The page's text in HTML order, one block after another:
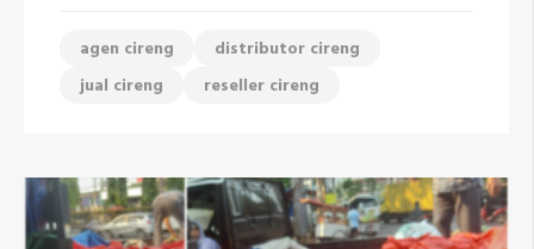
agen cireng
distributor cireng
jual cireng
reseller cireng